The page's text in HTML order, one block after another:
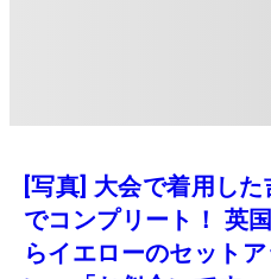
[写真] 大会で着用し
でコンプリート！ 英
らイエローのセット